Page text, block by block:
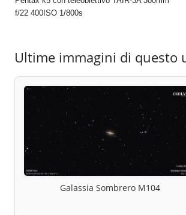
f/22 400ISO 1/800s
Ultime immagini di questo
Galassia Sombrero M104